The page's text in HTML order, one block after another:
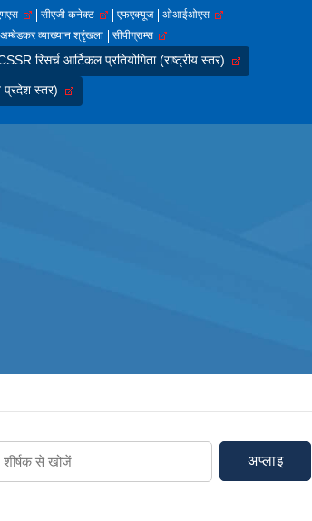
सीएजी कनेक्ट एफएक्यूज ओआईओएस
व्याख्यान श्रृंखला
सीपीग्राम्स
रिसर्च आर्टिकल प्रतियोगिता (राष्ट्रीय स्तर)
प्रदेश स्तर)
अप्लाइ